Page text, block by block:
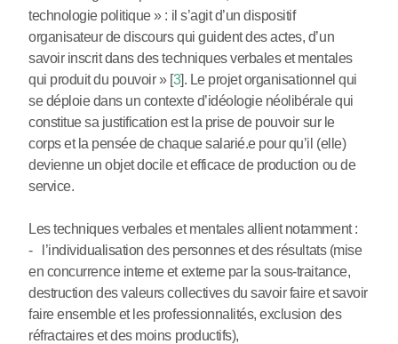
technologie politique » : il s’agit d’un dispositif
organisateur de discours qui guident des actes, d’un
savoir inscrit dans des techniques verbales et mentales
qui produit du pouvoir »[3]. Le projet organisationnel qui
se déploie dans un contexte d’idéologie néolibérale qui
constitue sa justification est la prise de pouvoir sur le
corps et la pensée de chaque salarié.e pour qu’il (elle)
devienne un objet docile et efficace de production ou de
service.
Les techniques verbales et mentales allient notamment :
- l’individualisation des personnes et des résultats (mise
en concurrence interne et externe par la sous-traitance,
destruction des valeurs collectives du savoir faire et savoir
faire ensemble et les professionnalités, exclusion des
réfractaires et des moins productifs),